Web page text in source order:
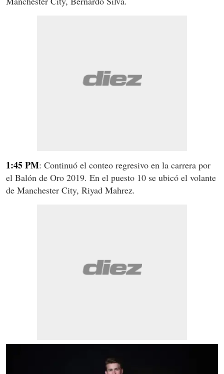
1:45 PM: Continuó el conteo regresivo en la carrera por
el Balón de Oro 2019. En el puesto 10 se ubicó el volante
de Manchester City, Riyad Mahrez.